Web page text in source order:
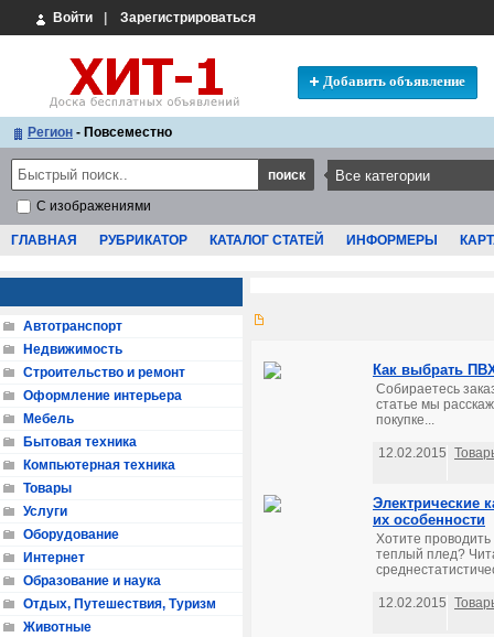
Войти Зарегистрироваться
Добавить объявление
Регион - Повсеместно
С изображениями
ГЛАВНАЯ РУБРИКАТОР КАТАЛОГ СТАТЕЙ ИНФОРМЕРЫ
Как выбрать
Собираетесь
статье мы
покупке...
12.02.2015
Электрические
их особенности
Хотите
теплый плед?
12.02.2015
Автотранспорт
Недвижимость
Строительство и ремонт
Оформление интерьера
Мебель
Бытовая техника
Компьютерная техника
Товары
Услуги
Оборудование
Интернет
Образование и наука
Отдых, Путешествия, Туризм
Животные